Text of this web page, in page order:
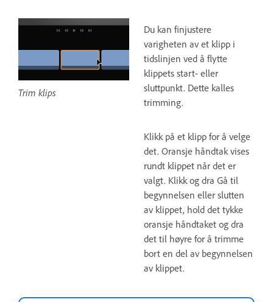
Trim klips
Du kan finjustere
varigheten av et klipp i
tidslinjen ved å flytte
klippets start- eller
sluttpunkt. Dette kalles
trimming.
Klikk på et klipp for å velge
det. Oransje håndtak vises
rundt klippet når det er
valgt. Klikk og dra Gå til
begynnelsen eller slutten
av klippet, hold det tykke
oransje håndtaket og dra
det til høyre for å trimme
bort en del av begynnelsen
av klippet.